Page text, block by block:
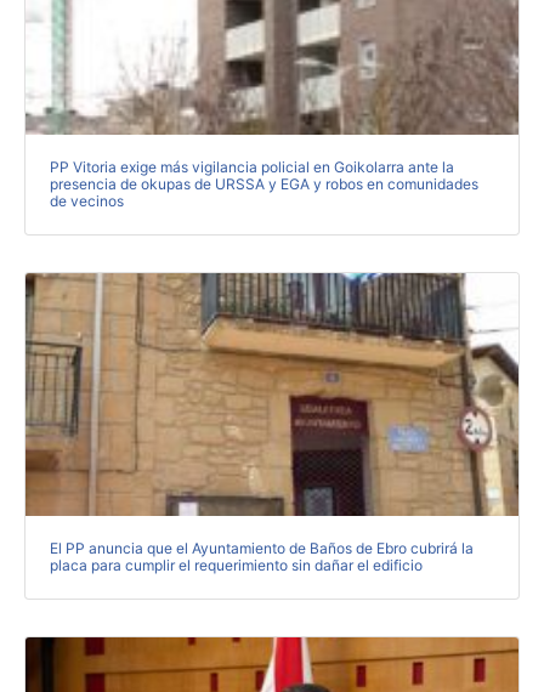
PP Vitoria exige más vigilancia policial en Goikolarra ante la
presencia de okupas de URSSA y EGA y robos en comunidades
de vecinos
El PP anuncia que el Ayuntamiento de Baños de Ebro cubrirá la
placa para cumplir el requerimiento sin dañar el edificio